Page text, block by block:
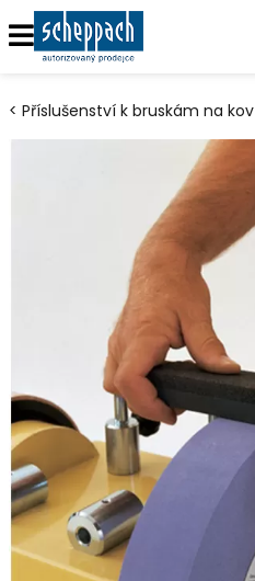
Příslušenství k bruskám na kov